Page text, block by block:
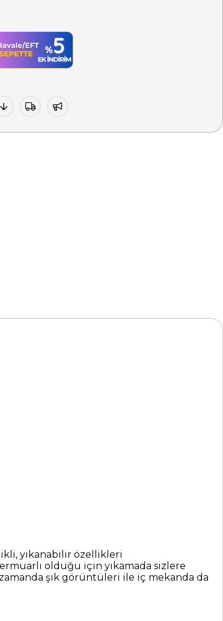
yıkanabilir özellikleri
olduğu için yıkamada sizlere
şık görüntüleri ile iç mekanda da